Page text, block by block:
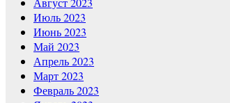
Июль 2023
Июнь 2023
Май 2023
Апрель 2023
Март 2023
Февраль 2023